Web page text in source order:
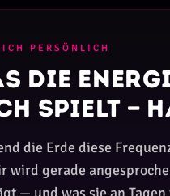
PERSÖNLICH
die
spielt —
die Erde diese
wird gerade